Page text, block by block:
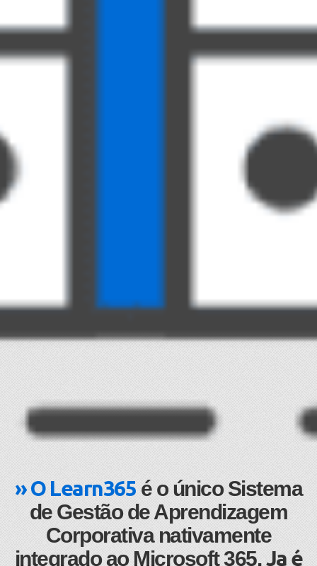
» O Learn365 é o único Sistema
de Gestão de Aprendizagem
Corporativa nativamente
integrado ao Microsoft 365.Ja é